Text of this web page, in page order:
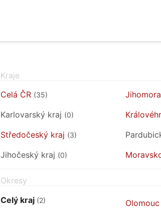
Celá ČR (35)
Karlovarský kraj (0)
Středočeský kraj (3)
Jihočeský kraj (0)
Celý kraj (2) Olomouc